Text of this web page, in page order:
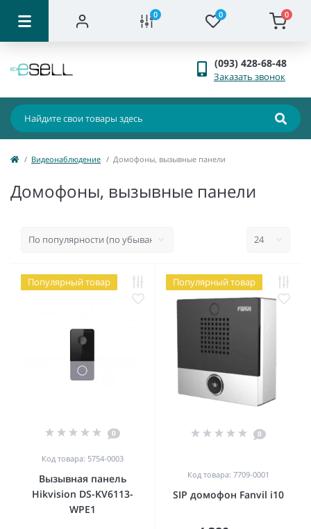
0 0 0
(093) 428-68-48
Заказать звонок
Видеонаблюдение Домофоны, вызывные панели
Домофоны, вызывные панели
Популярный товар
0
Код товара: 5754-0003
Вызывная панель
Hikvision DS-KV6113-
WPE1
Популярный товар
0
Код товара: 7709-0001
SIP домофон Fanvil i10